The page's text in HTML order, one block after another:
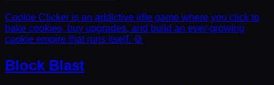
Cookie Clicker is an addictive idle game where you click to
bake cookies, buy upgrades, and build an ever-growing
cookie empire that runs itself. 🍪
Block Blast